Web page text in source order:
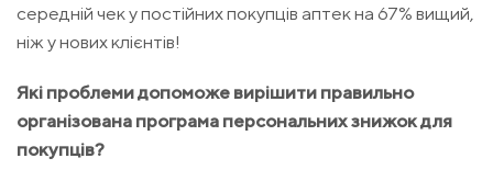
середній чек у постійних покупців аптек на 67% вищий,
ніж у нових клієнтів!
Які проблеми допоможе вирішити правильно
організована програма персональних знижок для
покупців?